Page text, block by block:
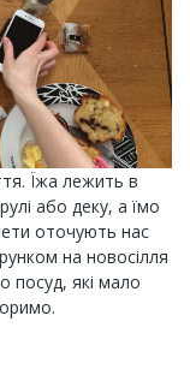
Їжа лежить в
або деку, а їмо
оточують нас
на новосілля
посуд, які мало